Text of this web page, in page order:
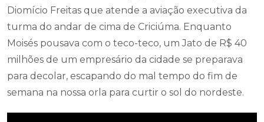
Diomício Freitas que atende a aviação executiva da
turma do andar de cima de Criciúma. Enquanto
Moisés pousava com o teco-teco, um Jato de R$ 40
milhões de um empresário da cidade se preparava
para decolar, escapando do mal tempo do fim de
semana na nossa orla para curtir o sol do nordeste.